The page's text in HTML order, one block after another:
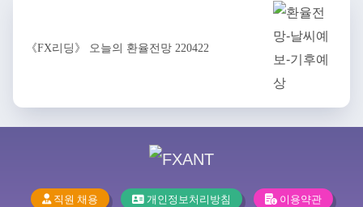
《FX리딩》 오늘의 환율전망 220422
직원 채용 개인정보처리방침 이용약관